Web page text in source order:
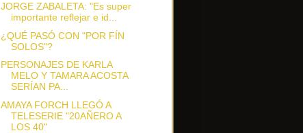
JORGE ZABALETA: "Es super
importante reflejar e id...
¿QUÉ PASÓ CON "POR FÍN
SOLOS"?
PERSONAJES DE KARLA
MELO Y TAMARA ACOSTA
SERÍAN PA...
AMAYA FORCH LLEGÓ A
TELESERIE "20AÑERO A
LOS 40"